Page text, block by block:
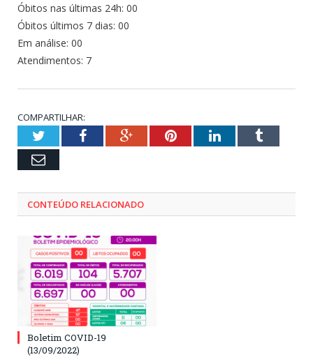
Óbitos nas últimas 24h: 00
Óbitos últimos 7 dias: 00
Em análise: 00
Atendimentos: 7
COMPARTILHAR:
TwitterFacebookGoogle+PinterestLinkedInTumblr
Email
CONTEÚDO RELACIONADO
Boletim COVID-19
(13/09/2022)